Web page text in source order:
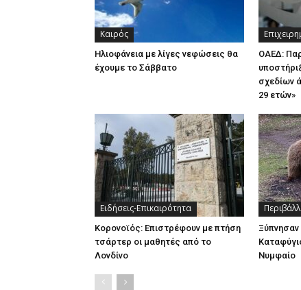
Καιρός
Ηλιοφάνεια με λίγες νεφώσεις θα
έχουμε το Σάββατο
ΟΑΕΔ:
σχεδίων
29 ετών»
Ειδήσεις-Επικαιρότητα
Κορονοϊός: Επιστρέφουν με πτήση
τσάρτερ οι μαθητές από το
Λονδίνο
Ξύπνησαν
Νυμφαίο